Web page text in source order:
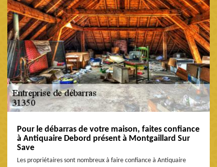
Pour le débarras de votre maison, faites confiance
à Antiquaire Debord présent à Montgaillard Sur
Save
Les propriétaires sont nombreux à faire confiance à Antiquaire